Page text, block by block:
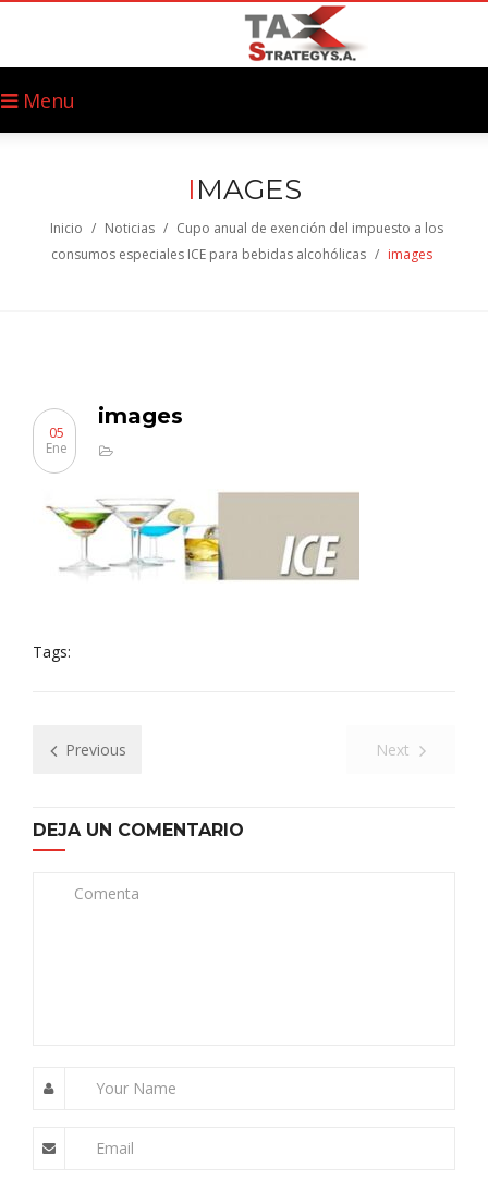
Menu
IMAGES
Inicio / Noticias / Cupo anual de exención del impuesto a los
consumos especiales ICE para bebidas alcohólicas / images
images
05
Ene
Tags:
Previous Next
DEJA UN COMENTARIO
Comenta
Your Name
Email